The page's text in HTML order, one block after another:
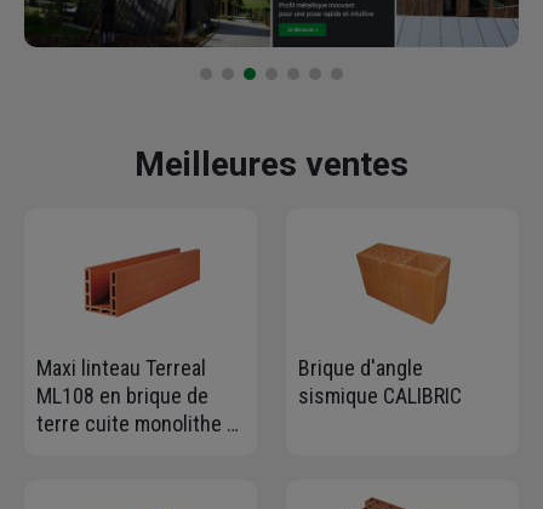
Meilleures ventes
Maxi linteau Terreal
ML108 en brique de
terre cuite monolithe -
Brique d'angle
sismique CALIBRIC